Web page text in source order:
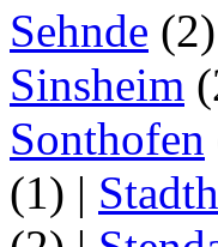
Sehnde (2)
Sinsheim
Sonthofen
(1) |